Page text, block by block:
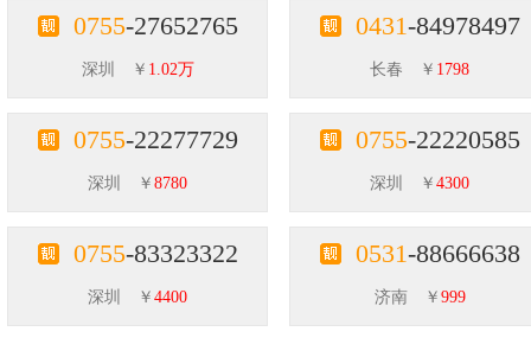
0755-27652765
深圳 ￥ 1.02万
0431-84978497
长春 ￥ 1798
0755-22277729
深圳 ￥ 8780
0755-22220585
深圳 ￥ 4300
0755-83323322
深圳 ￥ 4400
0531-88666638
济南 ￥ 999